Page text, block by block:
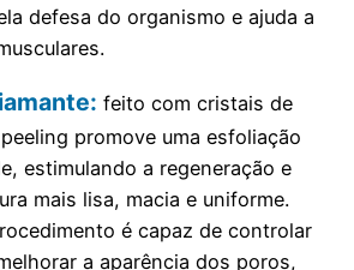
defesa do organismo e ajuda a
feito com cristais de
promove uma esfoliação
estimulando a regeneração e
mais lisa, macia e uniforme.
é capaz de controlar
a aparência dos poros,